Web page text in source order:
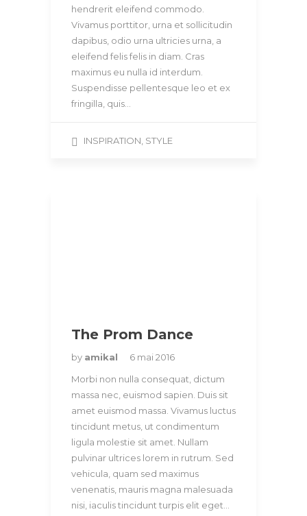
hendrerit eleifend commodo.
Vivamus porttitor, urna et sollicitudin
dapibus, odio urna ultricies urna, a
eleifend felis felis in diam. Cras
maximus eu nulla id interdum.
Suspendisse pellentesque leo et ex
fringilla, quis…
INSPIRATION, STYLE
The Prom Dance
by amikal
6 mai 2016
Morbi non nulla consequat, dictum
massa nec, euismod sapien. Duis sit
amet euismod massa. Vivamus luctus
tincidunt metus, ut condimentum
ligula molestie sit amet. Nullam
pulvinar ultrices lorem in rutrum. Sed
vehicula, quam sed maximus
venenatis, mauris magna malesuada
nisi, iaculis tincidunt turpis elit eget…